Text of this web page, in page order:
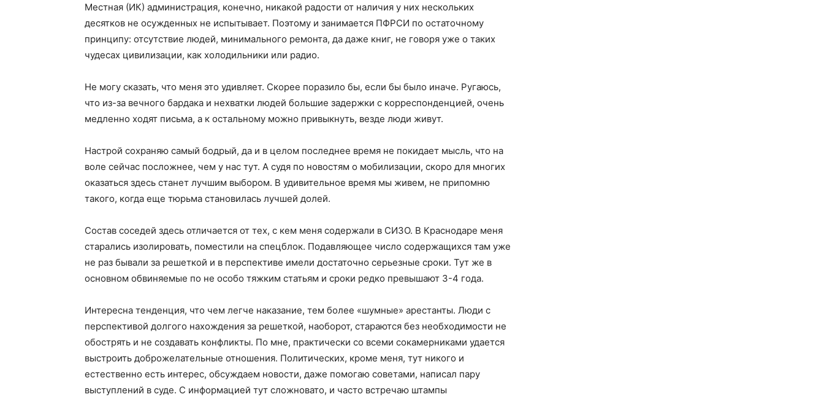
Местная (ИК) администрация, конечно, никакой радости от наличия у них нескольких
десятков не осужденных не испытывает. Поэтому и занимается ПФРСИ по остаточному
принципу: отсутствие людей, минимального ремонта, да даже книг, не говоря уже о таких
чудесах цивилизации, как холодильники или радио.
Не могу сказать, что меня это удивляет. Скорее поразило бы, если бы было иначе. Ругаюсь,
что из-за вечного бардака и нехватки людей большие задержки с корреспонденцией, очень
медленно ходят письма, а к остальному можно привыкнуть, везде люди живут.
Настрой сохраняю самый бодрый, да и в целом последнее время не покидает мысль, что на
воле сейчас посложнее, чем у нас тут. А судя по новостям о мобилизации, скоро для многих
оказаться здесь станет лучшим выбором. В удивительное время мы живем, не припомню
такого, когда еще тюрьма становилась лучшей долей.
Состав соседей здесь отличается от тех, с кем меня содержали в СИЗО. В Краснодаре меня
старались изолировать, поместили на спецблок. Подавляющее число содержащихся там уже
не раз бывали за решеткой и в перспективе имели достаточно серьезные сроки. Тут же в
основном обвиняемые по не особо тяжким статьям и сроки редко превышают 3-4 года.
Интересна тенденция, что чем легче наказание, тем более «шумные» арестанты. Люди с
перспективой долгого нахождения за решеткой, наоборот, стараются без необходимости не
обострять и не создавать конфликты. По мне, практически со всеми сокамерниками удается
выстроить доброжелательные отношения. Политических, кроме меня, тут никого и
естественно есть интерес, обсуждаем новости, даже помогаю советами, написал пару
выступлений в суде. С информацией тут сложновато, и часто встречаю штампы